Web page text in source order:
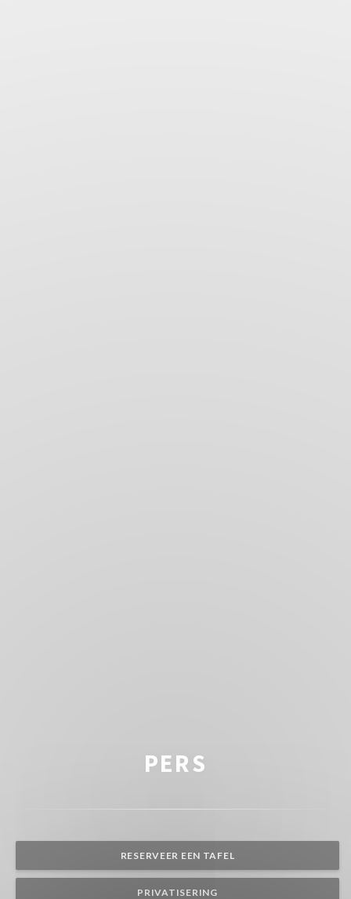
PERS
RESERVEER EEN TAFEL
PRIVATISERING